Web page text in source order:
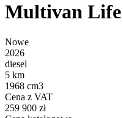
Multivan Life
Nowe
2026
diesel
5 km
1968 cm3
Cena z VAT
259 900 zł